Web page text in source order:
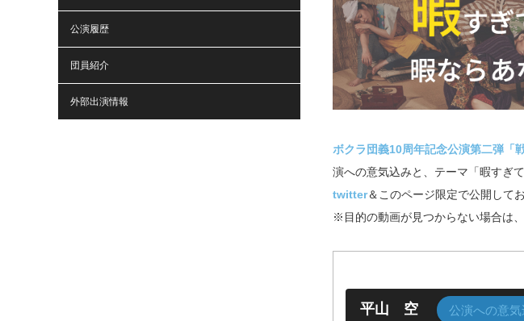
ボクラ団義10周年記念公演第二弾「
演への意気込みと、テーマ「暇すぎ
twitter＆このページ限定で公開して
※目的の動画が見つからない場合は
平山 空 公演への意気
公演履歴
団員紹介
外部出演情報